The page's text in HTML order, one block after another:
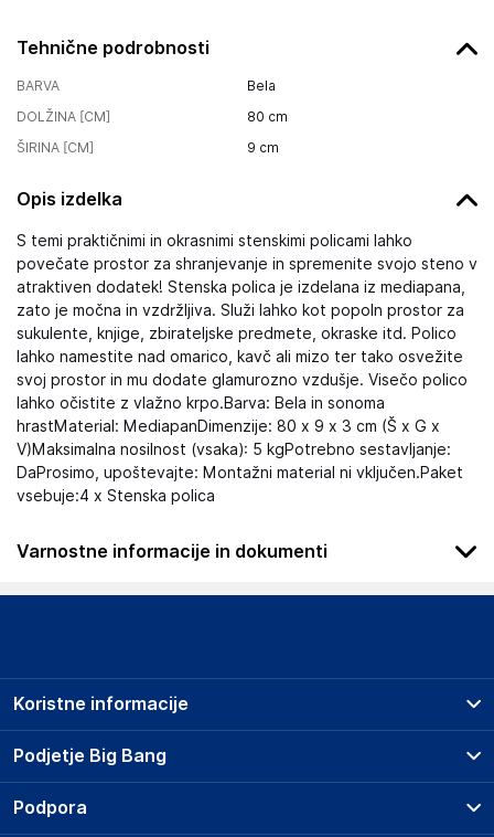
Tehnične podrobnosti
BARVA
Bela
DOLŽINA [CM]
80 cm
ŠIRINA [CM]
9 cm
Opis izdelka
S temi praktičnimi in okrasnimi stenskimi policami lahko
povečate prostor za shranjevanje in spremenite svojo steno v
atraktiven dodatek! Stenska polica je izdelana iz mediapana,
zato je močna in vzdržljiva. Služi lahko kot popoln prostor za
sukulente, knjige, zbirateljske predmete, okraske itd. Polico
lahko namestite nad omarico, kavč ali mizo ter tako osvežite
svoj prostor in mu dodate glamurozno vzdušje. Visečo polico
lahko očistite z vlažno krpo.Barva: Bela in sonoma
hrastMaterial: MediapanDimenzije: 80 x 9 x 3 cm (Š x G x
V)Maksimalna nosilnost (vsaka): 5 kgPotrebno sestavljanje:
DaProsimo, upoštevajte: Montažni material ni vključen.Paket
vsebuje:4 x Stenska polica
Varnostne informacije in dokumenti
Podatki o proizvajalcu
Haba Trading B.V.
The Netherlands
Podjetje Big Bang
O podjetju
Koristne informacije
Prodajna mesta
Storitve
Podpora